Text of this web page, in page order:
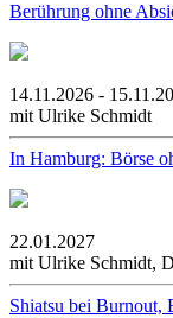
Berührung ohne
14.11.2026 -
mit Ulrike Schmidt
In Hamburg: Börse
22.01.2027
mit Ulrike Schmidt,
Shiatsu bei Burnout,